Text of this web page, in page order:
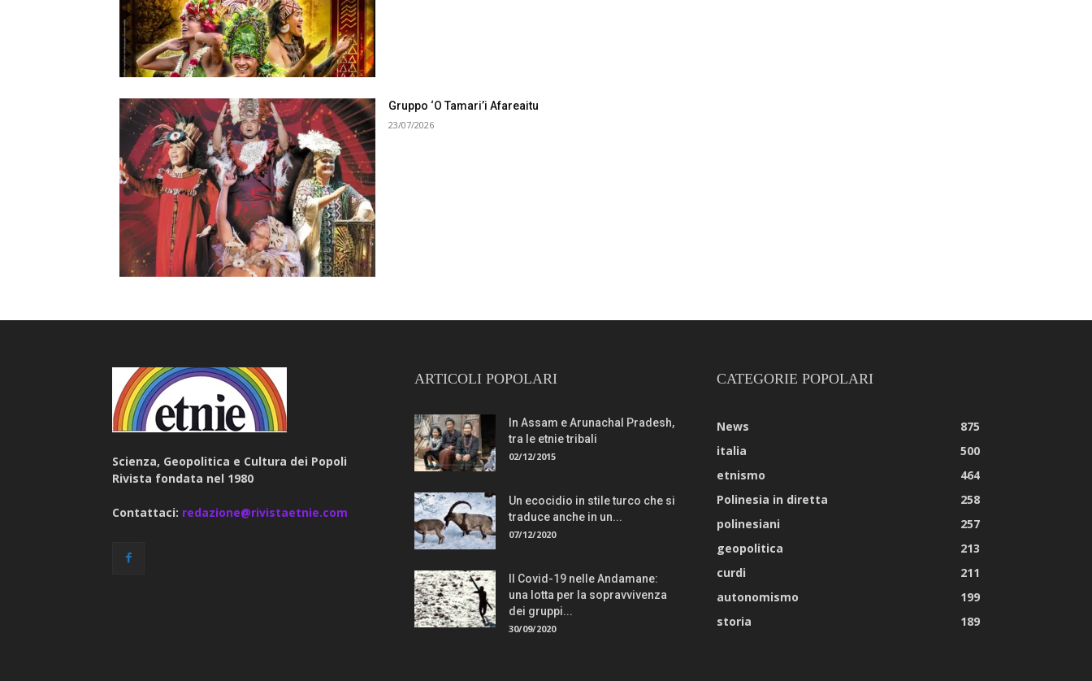
Gruppo ‘O Tamari’i Afareaitu
23/07/2026
Scienza, Geopolitica e Cultura dei Popoli
Rivista fondata nel 1980
Contattaci: redazione@rivistaetnie.com
ARTICOLI POPOLARI
In Assam e Arunachal Pradesh,
tra le etnie tribali
02/12/2015
Un ecocidio in stile turco che si
traduce anche in un...
07/12/2020
Il Covid-19 nelle Andamane:
una lotta per la sopravvivenza
dei gruppi...
30/09/2020
CATEGORIE POPOLARI
News
875
italia
500
etnismo
464
Polinesia in diretta
258
polinesiani
257
geopolitica
213
curdi
211
autonomismo
199
storia
189